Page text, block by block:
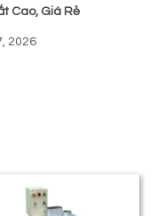
Cao, Giá Rẻ
2026